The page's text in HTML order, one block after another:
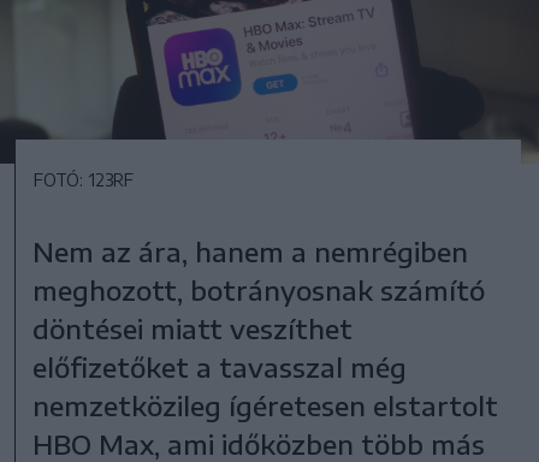
FOTÓ: 123RF
Nem az ára, hanem a nemrégiben
meghozott, botrányosnak számító
döntései miatt veszíthet
előfizetőket a tavasszal még
nemzetközileg ígéretesen elstartolt
HBO Max, ami időközben több más